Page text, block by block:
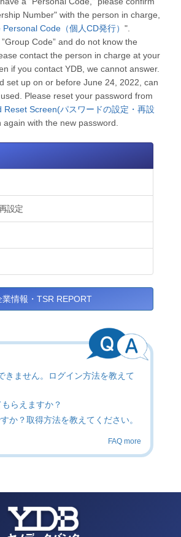
Number" with the person in charge,
Personal Code（個人CD発行） ".
Code” and do not know the
contact the person in charge at your
if you contact YDB, we cannot answer.
set up on or before June 24, 2022, can
Please reset your password from
Reset Screen(パスワードの設定・再設
again with the new password.
設定
業情報・TSR REPORT
きません。ログイン方法を教えて
らえますか？
か？取得方法を教えてください。
FAQ more